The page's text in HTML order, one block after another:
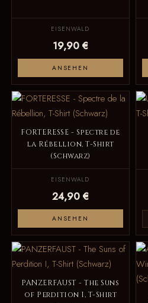
EISENWALD
19,90 €
ANSEHEN
FORTERESSE - Spectre de
la Rébellion, T-Shirt
(Schwarz)
EISENWALD
24,90 €
ANSEHEN
PANZERFAUST - The Suns
of Perdition I, T-Shirt